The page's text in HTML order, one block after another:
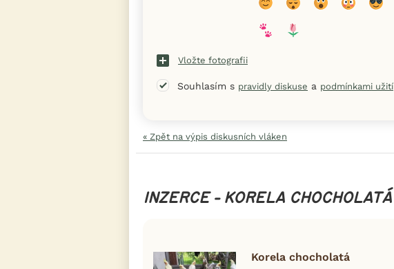
Vložte fotografii
Souhlasím s pravidly diskuse a podmínkami užití
« Zpět na výpis diskusních vláken
INZERCE - KORELA CHOCHOLATÁ
Korela chocholatá